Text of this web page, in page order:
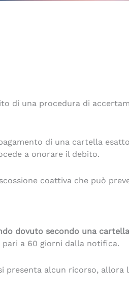
di una procedura di
di una cartella
a onorare il debito.
coattiva che può
dovuto secondo una
a 60 giorni dalla notifica.
alcun ricorso, allora